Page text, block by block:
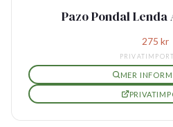
Pazo Pondal
275 kr
MER